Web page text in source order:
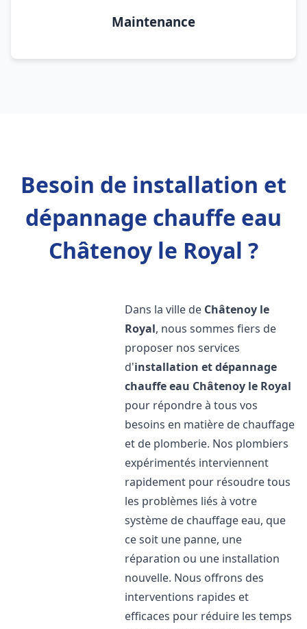
Maintenance
Besoin de installation et
dépannage chauffe eau
Châtenoy le Royal ?
Dans la ville de Châtenoy le
Royal, nous sommes fiers de
proposer nos services
d'installation et dépannage
chauffe eau Châtenoy le Royal
pour répondre à tous vos
besoins en matière de chauffage
et de plomberie. Nos plombiers
expérimentés interviennent
rapidement pour résoudre tous
les problèmes liés à votre
système de chauffage eau, que
ce soit une panne, une
réparation ou une installation
nouvelle. Nous offrons des
interventions rapides et
efficaces pour réduire les temps